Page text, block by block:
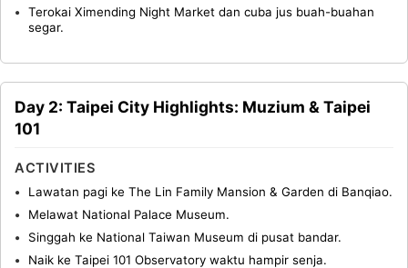
Terokai Ximending Night Market dan cuba jus buah-buahan
segar.
Day 2: Taipei City Highlights: Muzium & Taipei
101
ACTIVITIES
Lawatan pagi ke The Lin Family Mansion & Garden di Banqiao.
Melawat National Palace Museum.
Singgah ke National Taiwan Museum di pusat bandar.
Naik ke Taipei 101 Observatory waktu hampir senja.